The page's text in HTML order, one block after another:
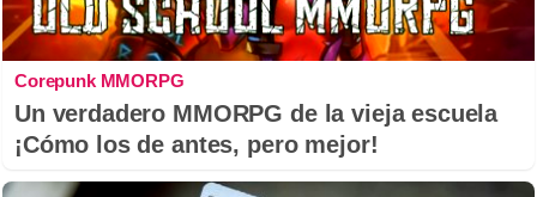
Corepunk MMORPG
Un verdadero MMORPG de la vieja escuela
¡Cómo los de antes, pero mejor!